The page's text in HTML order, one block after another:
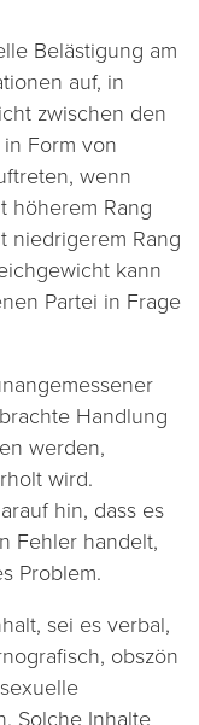
Belästigung am
auf, in
zwischen den
Form von
wenn
höherem Rang
niedrigerem Rang
kann
Partei in Frage
Handlung
werden,
wird.
hin, dass es
Fehler handelt,
Problem.
sei es verbal,
obszön
Solche Inhalte